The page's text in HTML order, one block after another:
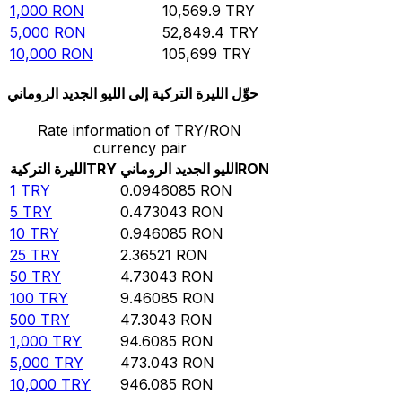
1,000 RON 10,569.9 TRY
5,000 RON 52,849.4 TRY
10,000 RON 105,699 TRY
حوِّل الليرة التركية إلى الليو الجديد الروماني
Rate information of TRY/RON
currency pair
الليرة التركيةTRY الليو الجديد الرومانيRON
1 TRY 0.0946085 RON
5 TRY 0.473043 RON
10 TRY 0.946085 RON
25 TRY 2.36521 RON
50 TRY 4.73043 RON
100 TRY 9.46085 RON
500 TRY 47.3043 RON
1,000 TRY 94.6085 RON
5,000 TRY 473.043 RON
10,000 TRY 946.085 RON